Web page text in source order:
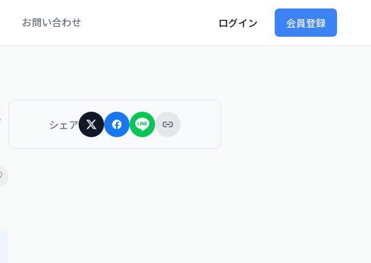
お問い合わせ ログイン 会員登録
シェア